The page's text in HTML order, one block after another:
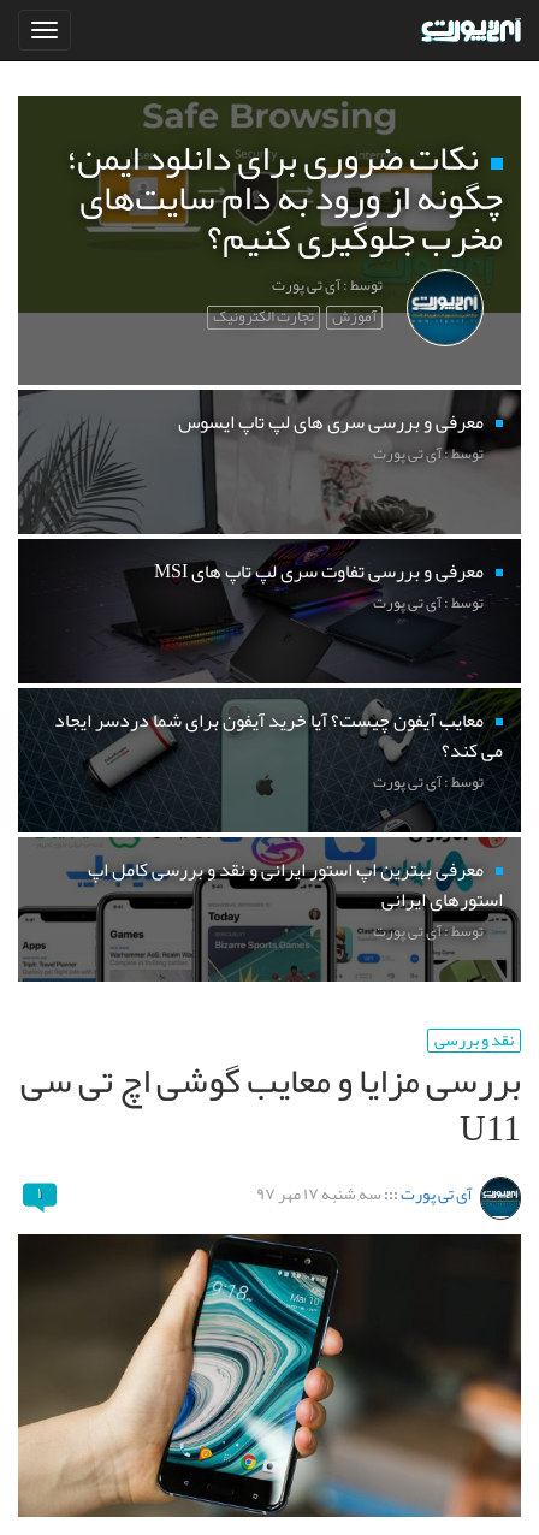
نکات ضروری برای دانلود ایمن؛
چگونه از ورود به دام سایت‌های
مخرب جلوگیری کنیم؟
توسط : آی تی پورت
آموزش تجارت الکترونیک
معرفی و بررسی سری های لپ تاپ ایسوس
توسط : آی تی پورت
معرفی و بررسی تفاوت سری لپ تاپ های MSI
توسط : آی تی پورت
معایب آیفون چیست؟ آیا خرید آیفون برای شما دردسر ایجاد
می کند؟
توسط : آی تی پورت
معرفی بهترین اپ استور ایرانی و نقد و بررسی کامل اپ
استورهای ایرانی
توسط : آی تی پورت
نقد و بررسی
بررسی مزایا و معایب گوشی اچ تی سی
U11
آی تی پورت:::سه شنبه ۱۷ مهر ۹۷ ۱